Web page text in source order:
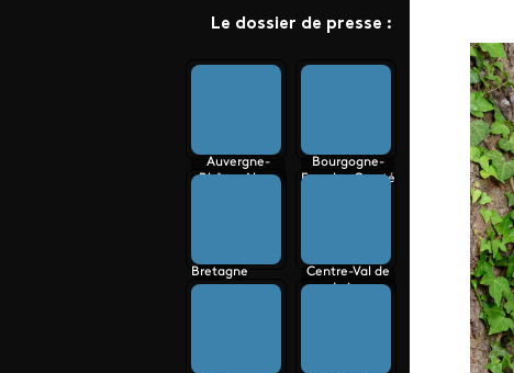
Le dossier de presse :
Auvergne-
Rhône-Alpes
Bourgogne-
Franche-Comté
Bretagne
Centre-Val de
Loire